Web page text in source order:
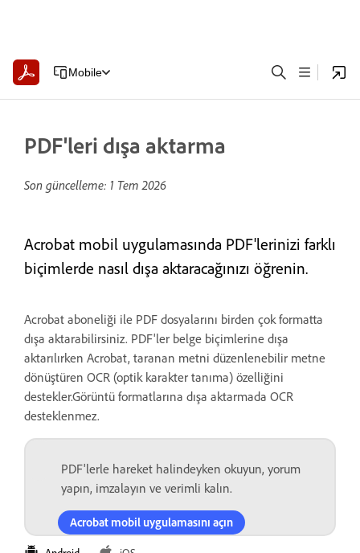
Mobile
PDF'leri dışa aktarma
Son güncelleme: 1 Tem 2026
Acrobat mobil uygulamasında PDF'lerinizi farklı
biçimlerde nasıl dışa aktaracağınızı öğrenin.
Acrobat aboneliği ile PDF dosyalarını birden çok formatta
dışa aktarabilirsiniz. PDF'ler belge biçimlerine dışa
aktarılırken Acrobat, taranan metni düzenlenebilir metne
dönüştüren OCR (optik karakter tanıma) özelliğini
destekler.Görüntü formatlarına dışa aktarmada OCR
desteklenmez.
PDF'lerle hareket halindeyken okuyun, yorum
yapın, imzalayın ve verimli kalın.
Acrobat mobil uygulamasını açın